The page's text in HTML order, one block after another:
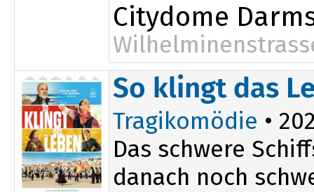
Citydome
So klingt das
Tragikomödie •
Das schwere
danach noch